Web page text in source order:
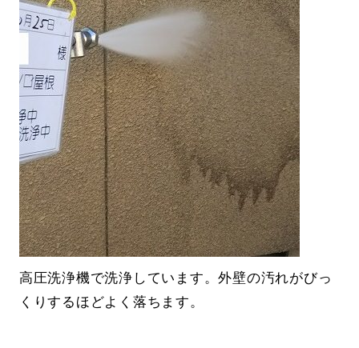
高圧洗浄機で洗浄しています。外壁の汚れがびっ
くりするほどよく落ちます。